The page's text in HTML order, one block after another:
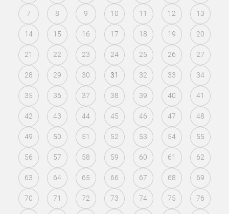
7 8 9 10 11 12 13
14 15 16 17 18 19 20
21 22 23 24 25 26 27
28 29 30 31 32 33 34
35 36 37 38 39 40 41
42 43 44 45 46 47 48
49 50 51 52 53 54 55
56 57 58 59 60 61 62
63 64 65 66 67 68 69
70 71 72 73 74 75 76